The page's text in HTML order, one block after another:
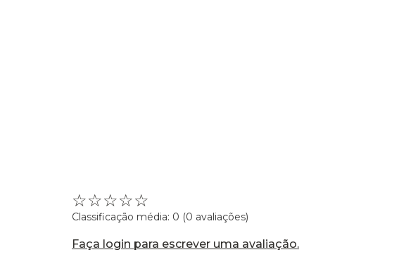
☆☆☆☆☆
Classificação média: 0 (0 avaliações)
Faça login para escrever uma avaliação.